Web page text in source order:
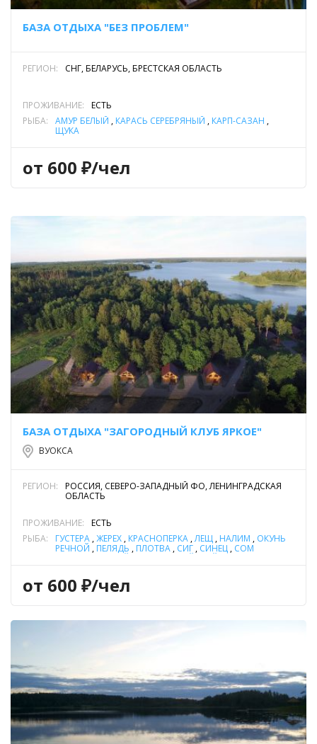
БАЗА ОТДЫХА "БЕЗ ПРОБЛЕМ"
РЕГИОН: СНГ, БЕЛАРУСЬ, БРЕСТСКАЯ ОБЛАСТЬ
ПРОЖИВАНИЕ:
ЕСТЬ
РЫБА:
АМУР БЕЛЫЙ , КАРАСЬ СЕРЕБРЯНЫЙ , КАРП-САЗАН ,
ЩУКА
от 600 ₽/чел
БАЗА ОТДЫХА "ЗАГОРОДНЫЙ КЛУБ ЯРКОЕ"
ВУОКСА
РЕГИОН:
РОССИЯ, СЕВЕРО-ЗАПАДНЫЙ ФО, ЛЕНИНГРАДСКАЯ
ОБЛАСТЬ
ПРОЖИВАНИЕ:
ЕСТЬ
РЫБА:
ГУСТЕРА ,ЖЕРЕХ , КРАСНОПЕРКА ,ЛЕЩ , НАЛИМ , ОКУНЬ
РЕЧНОЙ , ПЕЛЯДЬ , ПЛОТВА , СИГ , СИНЕЦ , СОМ
от 600 ₽/чел